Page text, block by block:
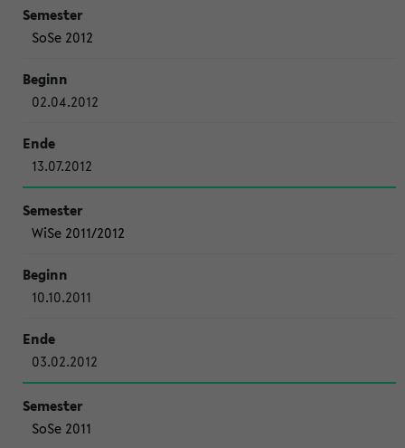
SoSe 2012
02.04.2012
13.07.2012
WiSe 2011/2012
10.10.2011
03.02.2012
SoSe 2011